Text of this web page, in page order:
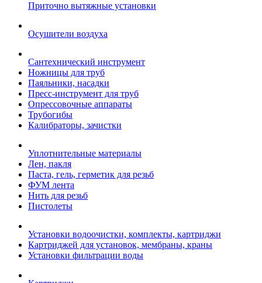
Приточно вытяжные установки
Осушители воздуха
Сантехнический инструмент
Ножницы для труб
Паяльники, насадки
Пресс-инструмент для труб
Опрессовочные аппараты
Трубогибы
Калибраторы, зачистки
Уплотнительные материалы
Лен, пакля
Паста, гель, герметик для резьб
ФУМ лента
Нить для резьб
Пистолеты
Установки водоочистки, комплекты, картриджи
Картриджей для установок, мембраны, краны
Установки фильтрации воды